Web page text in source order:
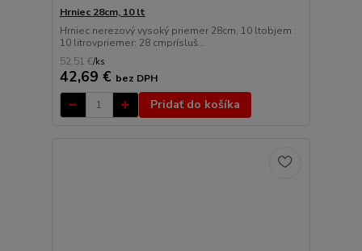
Hrniec 28cm, 10 lt
Hrniec nerezový vysoký priemer 28cm, 10 ltobjem :
10 litrovpriemer: 28 cmprísluš...
52,51 €/ks
42,69 € bez DPH
Pridať do košíka